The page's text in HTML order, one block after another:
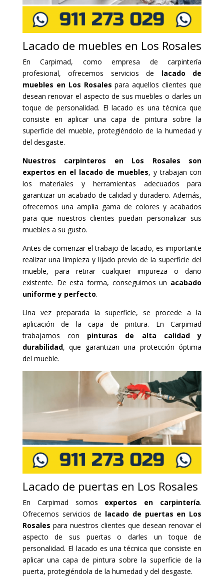
Lacado de muebles en Los Rosales
En Carpimad, como empresa de carpintería
profesional, ofrecemos servicios de lacado de
muebles en Los Rosalespara aquellos clientes que
desean renovar el aspecto de sus muebles o darles un
toque de personalidad. El lacado es una técnica que
consiste en aplicar una capa de pintura sobre la
superficie del mueble, protegiéndolo de la humedad y
del desgaste.
Nuestros carpinteros en Los Rosales son
expertos en el lacado de muebles, y trabajan con
los materiales y herramientas adecuados para
garantizar un acabado de calidad y duradero. Además,
ofrecemos una amplia gama de colores y acabados
para que nuestros clientes puedan personalizar sus
muebles a su gusto.
Antes de comenzar el trabajo de lacado, es importante
realizar una limpieza y lijado previo de la superficie del
mueble, para retirar cualquier impureza o daño
existente. De esta forma, conseguimos un acabado
uniforme y perfecto.
Una vez preparada la superficie, se procede a la
aplicación de la capa de pintura. En Carpimad
trabajamos con pinturas de alta calidad y
durabilidad, que garantizan una protección óptima
del mueble.
Lacado de puertas en Los Rosales
En Carpimad somos expertos en carpintería.
Ofrecemos servicios de lacado de puertas en Los
Rosales para nuestros clientes que desean renovar el
aspecto de sus puertas o darles un toque de
personalidad. El lacado es una técnica que consiste en
aplicar una capa de pintura sobre la superficie de la
puerta, protegiéndola de la humedad y del desgaste.